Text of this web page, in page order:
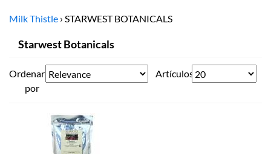
Milk Thistle › STARWEST BOTANICALS
Starwest Botanicals
Ordenar
por
Artículos